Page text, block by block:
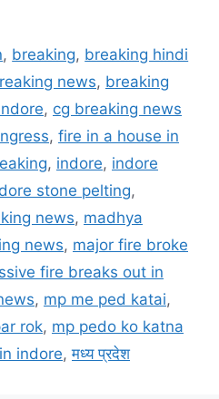
, breaking, breaking hindi
news, breaking
, cg breaking news
, fire in a house in
, indore, indore
stone pelting,
news, madhya
news, major fire broke
fire breaks out in
, mp me ped katai,
rok, mp pedo ko katna
indore,मध्य प्रदेश